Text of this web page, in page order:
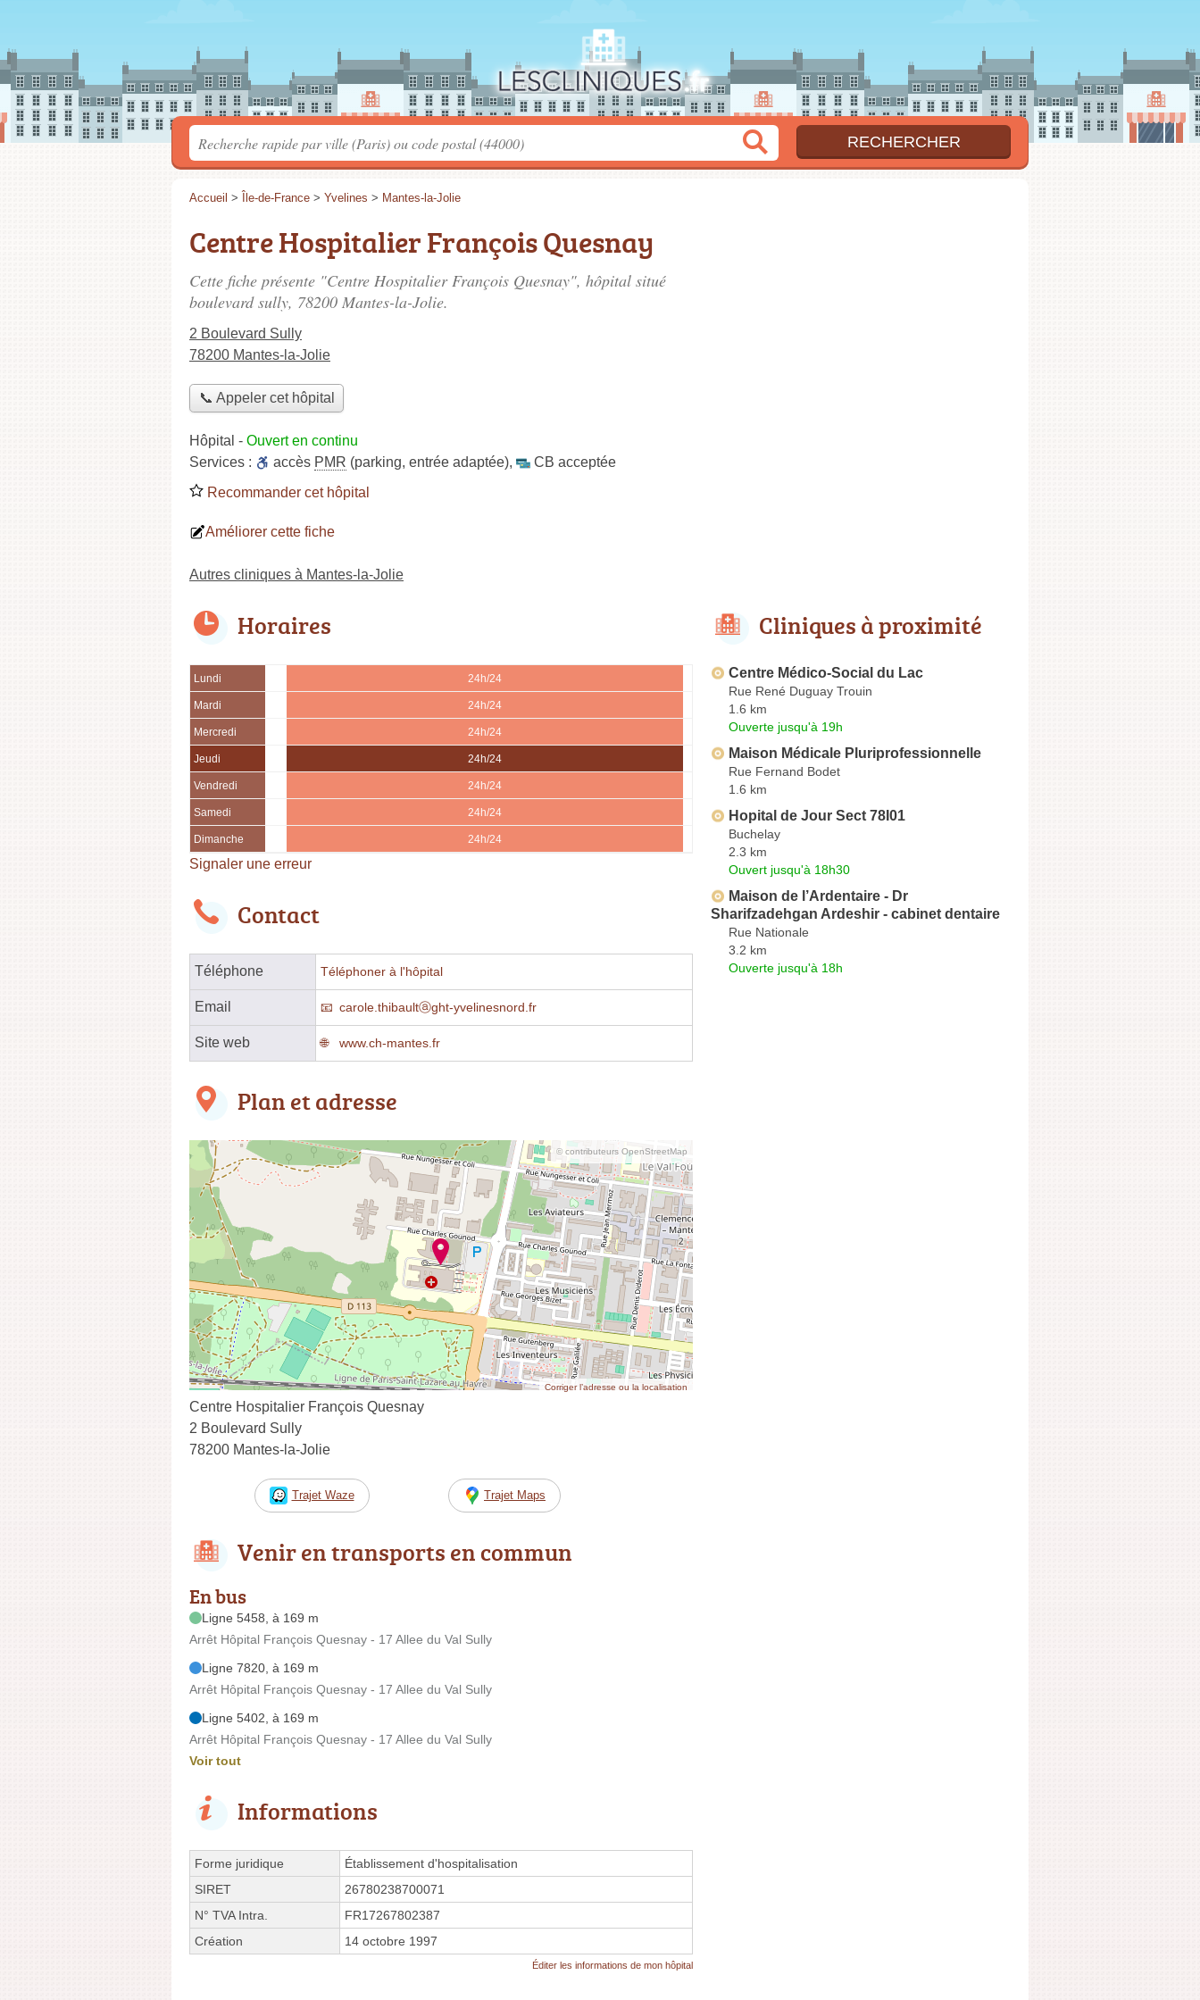
Accueil > Île-de-France > Yvelines > Mantes-la-Jolie
Centre Hospitalier François Quesnay
Cette fiche présente "Centre Hospitalier François Quesnay", hôpital situé
boulevard sully, 78200 Mantes-la-Jolie.
2 Boulevard Sully
78200 Mantes-la-Jolie
📞 Appeler cet hôpital
Hôpital - Ouvert en continu
Services :
accès PMR (parking, entrée adaptée),
CB acceptée
Recommander cet hôpital
Améliorer cette fiche
Autres cliniques à Mantes-la-Jolie
Horaires
Lundi 24h/24
Mardi 24h/24
Mercredi 24h/24
Jeudi 24h/24
Vendredi 24h/24
Samedi 24h/24
Dimanche 24h/24
Signaler une erreur
Contact
Téléphone Téléphoner à l'hôpital
Email carole.thibaultⓐght-yvelinesnord.fr
Site web www.ch-mantes.fr
Plan et adresse
© contributeurs OpenStreetMap
Corriger l’adresse ou la localisation
Centre Hospitalier François Quesnay
2 Boulevard Sully
78200 Mantes-la-Jolie
Trajet Waze Trajet Maps
Venir en transports en commun
En bus
Ligne 5458, à 169 m
Arrêt Hôpital François Quesnay - 17 Allee du Val Sully
Ligne 7820, à 169 m
Arrêt Hôpital François Quesnay - 17 Allee du Val Sully
Ligne 5402, à 169 m
Arrêt Hôpital François Quesnay - 17 Allee du Val Sully
Voir tout
Informations
Forme juridique
Établissement d'hospitalisation
SIRET
26780238700071
N° TVA Intra.
FR17267802387
Création
14 octobre 1997
Éditer les informations de mon hôpital
Cliniques à proximité
Centre Médico-Social du Lac
Rue René Duguay Trouin
1.6 km
Ouverte jusqu'à 19h
Maison Médicale Pluriprofessionnelle
Rue Fernand Bodet
1.6 km
Hopital de Jour Sect 78I01
Buchelay
2.3 km
Ouvert jusqu'à 18h30
Maison de l’Ardentaire - Dr
Sharifzadehgan Ardeshir - cabinet dentaire
Rue Nationale
3.2 km
Ouverte jusqu'à 18h